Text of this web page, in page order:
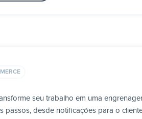
seu trabalho em uma
desde notificações para o